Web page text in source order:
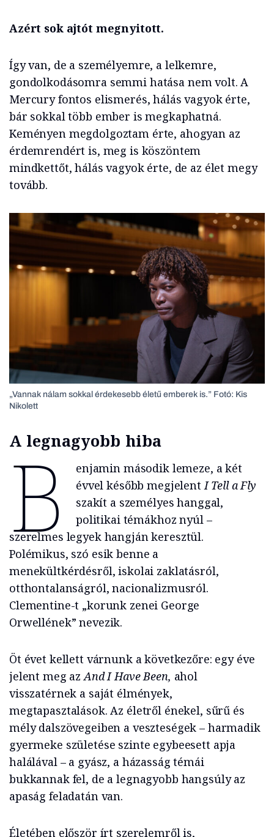
Azért sok ajtót megnyitott.
Így van, de a személyemre, a lelkemre,
gondolkodásomra semmi hatása nem volt. A
Mercury fontos elismerés, hálás vagyok érte,
bár sokkal több ember is megkaphatná.
Keményen megdolgoztam érte, ahogyan az
érdemrendért is, meg is köszöntem
mindkettőt, hálás vagyok érte, de az élet megy
tovább.
„Vannak nálam sokkal érdekesebb életű emberek is.” Fotó: Kis
Nikolett
A legnagyobb hiba
B
enjamin második lemeze, a két
évvel később megjelentI Tell a Fly
szakít a személyes hanggal,
politikai témákhoz nyúl –
szerelmes legyek hangján keresztül.
Polémikus, szó esik benne a
menekültkérdésről, iskolai zaklatásról,
otthontalanságról, nacionalizmusról.
Clementine-t „korunk zenei George
Orwellének” nevezik.
Öt évet kellett várnunk a következőre: egy éve
jelent meg azAnd I Have Been, ahol
visszatérnek a saját élmények,
megtapasztalások. Az életről énekel, sűrű és
mély dalszövegeiben a veszteségek – harmadik
gyermeke születése szinte egybeesett apja
halálával – a gyász, a házasság témái
bukkannak fel, de a legnagyobb hangsúly az
apaság feladatán van.
Életében először írt szerelemről is,